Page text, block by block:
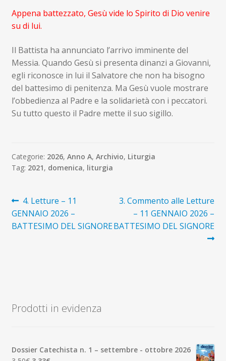
Appena battezzato, Gesù vide lo Spirito di Dio venire
su di lui.
Il Battista ha annunciato l’arrivo imminente del
Messia. Quando Gesù si presenta dinanzi a Giovanni,
egli riconosce in lui il Salvatore che non ha bisogno
del battesimo di penitenza. Ma Gesù vuole mostrare
l’obbedienza al Padre e la solidarietà con i peccatori.
Su tutto questo il Padre mette il suo sigillo.
Categorie: 2026, Anno A, Archivio, Liturgia
Tag: 2021, domenica, liturgia
Navigazione
articoli
Articolo
precedente:
4. Letture – 11
GENNAIO 2026 –
BATTESIMO DEL SIGNORE
Articolo
successivo:
3. Commento alle Letture
– 11 GENNAIO 2026 –
BATTESIMO DEL SIGNORE
Prodotti in evidenza
Dossier Catechista n. 1 – settembre - ottobre 2026